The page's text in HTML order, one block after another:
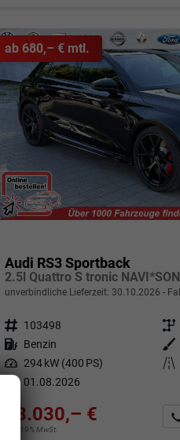
ab 680,– € mtl.
Audi RS3 Sportback
unverbindliche Lieferzeit: 30.10.2026
Fahrzeugnr. 103498 Getriebe
Kraftstoff Benzin Außenfarbe
Leistung 294 kW (400 PS) Kilometerstand
01.08.2026
73.030,– €
incl. 19% MwSt.